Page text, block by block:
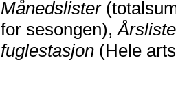
Månedslister
for sesongen),
fuglestasjon (Hele